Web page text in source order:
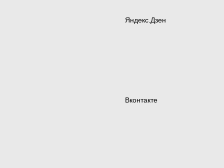
Яндекс.Дзен
Вконтакте